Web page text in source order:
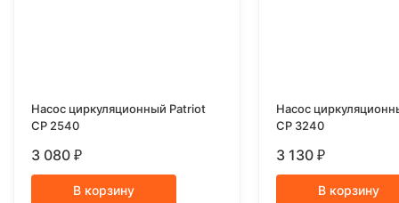
Насос циркуляционный Patriot
CP 2540
3 080 ₽
В корзину
Насос
CP 3240
3 130 ₽
В корзину